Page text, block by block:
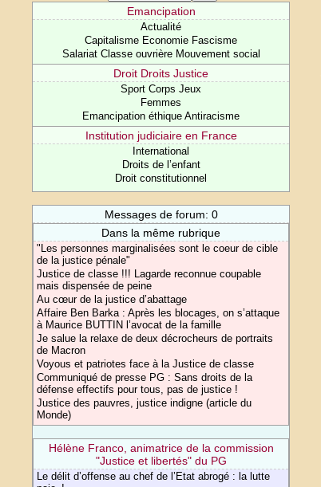
Emancipation
Actualité
Capitalisme Economie Fascisme
Salariat Classe ouvrière Mouvement social
Droit Droits Justice
Sport Corps Jeux
Femmes
Emancipation éthique Antiracisme
Institution judiciaire en France
International
Droits de l’enfant
Droit constitutionnel
Messages de forum: 0
Dans la même rubrique
"Les personnes marginalisées sont le coeur de cible
de la justice pénale"
Justice de classe !!! Lagarde reconnue coupable
mais dispensée de peine
Au cœur de la justice d’abattage
Affaire Ben Barka : Après les blocages, on s’attaque
à Maurice BUTTIN l’avocat de la famille
Je salue la relaxe de deux décrocheurs de portraits
de Macron
Voyous et patriotes face à la Justice de classe
Communiqué de presse PG : Sans droits de la
défense effectifs pour tous, pas de justice !
Justice des pauvres, justice indigne (article du
Monde)
Hélène Franco, animatrice de la commission
"Justice et libertés" du PG
Le délit d’offense au chef de l’Etat abrogé : la lutte